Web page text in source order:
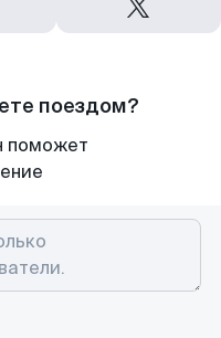
поездом?
поможет